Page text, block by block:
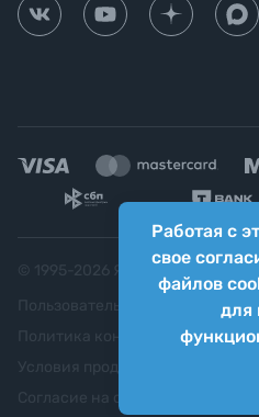
Работая с
свое
файлов
для
Яркий фотомаркет
Пользовательское соглашение
Политика конфиденциальности
Согласие на обработку